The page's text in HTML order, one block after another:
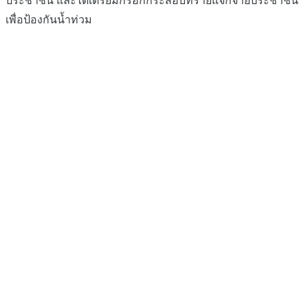
เพื่อป้องกันน้ำท่วม